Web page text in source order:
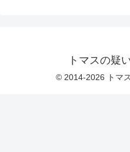
トマスの疑
© 2014-2026 トマ